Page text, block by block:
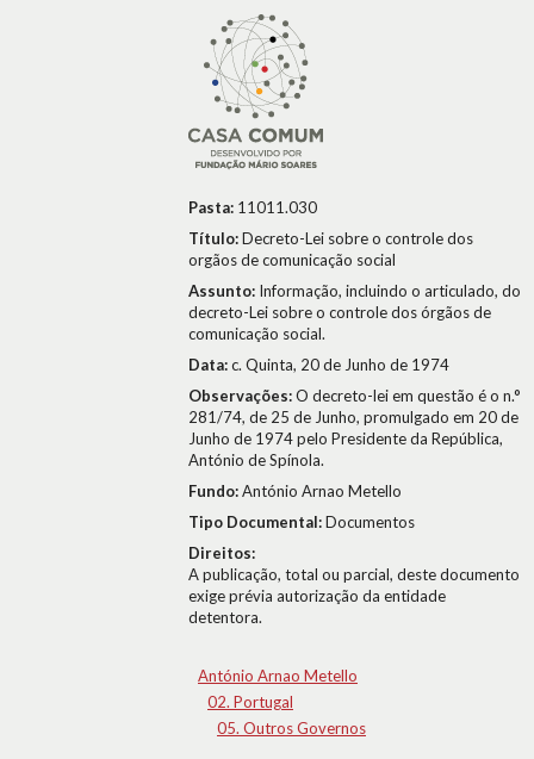
Pasta: 11011.030
Título:Decreto-Lei sobre o controle dos
orgãos de comunicação social
Assunto: Informação, incluindo o articulado, do
decreto-Lei sobre o controle dos órgãos de
comunicação social.
Data:c. Quinta, 20 de Junho de 1974
Observações:O decreto-lei em questão é o n.°
281/74, de 25 de Junho, promulgado em 20 de
Junho de 1974 pelo Presidente da República,
António de Spínola.
Fundo:António Arnao Metello
Tipo Documental:Documentos
Direitos:
A publicação, total ou parcial, deste documento
exige prévia autorização da entidade
detentora.
António Arnao Metello
02. Portugal
05. Outros Governos